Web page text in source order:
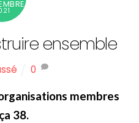
ensemble
0
membres
38.